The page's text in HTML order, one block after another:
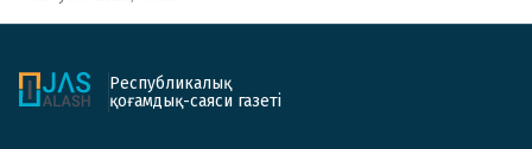
Республикалық
қоғамдық-саяси газеті